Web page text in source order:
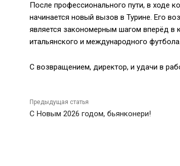
После профессионального пути, в ходе
начинается новый вызов в Турине. Его
является закономерным шагом вперёд в
итальянского и международного футбола.
С возвращением, директор, и удачи в
Предыдущая статья
С Новым 2026 годом, бьянконери!